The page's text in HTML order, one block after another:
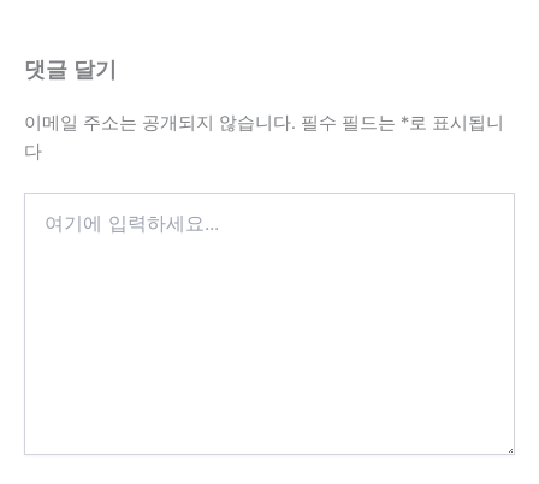
댓글 달기
이메일 주소는 공개되지 않습니다. 필수 필드는 *로 표시됩니
다